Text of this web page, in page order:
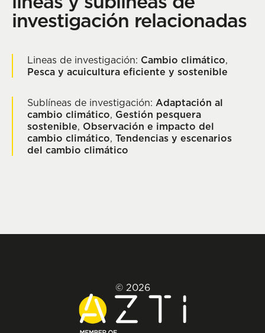
investigación relacionadas
Lineas de investigación: Cambio climático,
Pesca y acuicultura eficiente y sostenible
Sublíneas de investigación: Adaptación al
cambio climático, Gestión pesquera
sostenible, Observación e impacto del
cambio climático, Tendencias y escenarios
del cambio climático
© 2026